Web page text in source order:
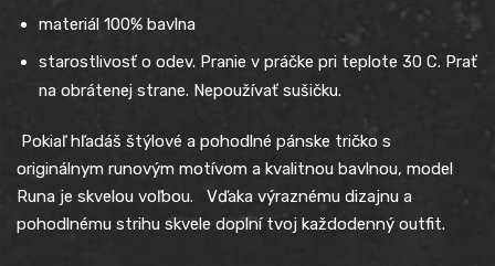
materiál 100% bavlna
starostlivosť o odev. Pranie v práčke pri teplote 30 C. Prať
na obrátenej strane. Nepoužívať sušičku.
Pokiaľ hľadáš štýlové a pohodlné pánske tričko s
originálnym runovým motívom a kvalitnou bavlnou, model
Runa je skvelou voľbou. Vďaka výraznému dizajnu a
pohodlnému strihu skvele doplní tvoj každodenný outfit.